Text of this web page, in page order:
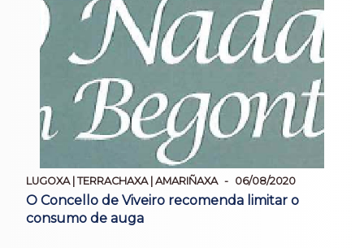
LUGOXA | TERRACHAXA | AMARIÑAXA 06/08/2020
O Concello de Viveiro recomenda limitar o
consumo de auga